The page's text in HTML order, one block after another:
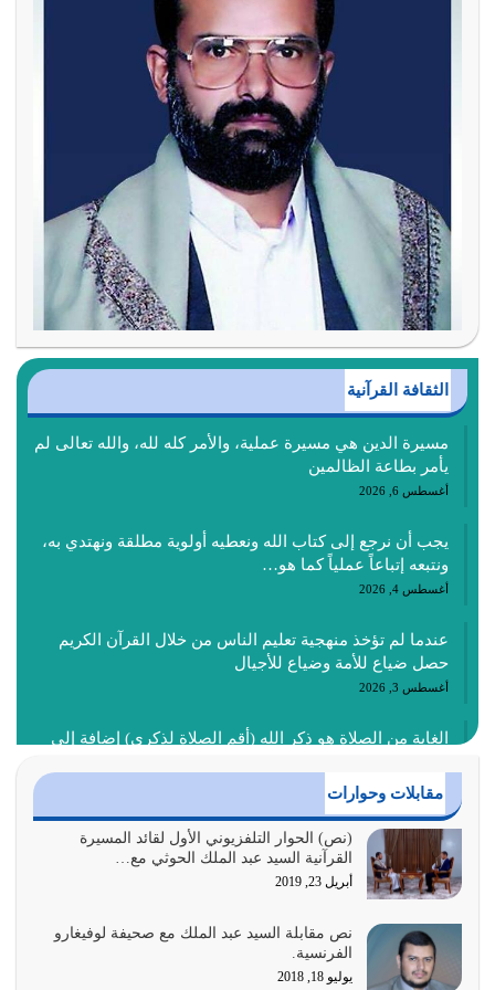
الثقافة القرآنية
مسيرة الدين هي مسيرة عملية، والأمر كله لله، والله تعالى لم
يأمر بطاعة الظالمين
أغسطس 6, 2026
يجب أن نرجع إلى كتاب الله ونعطيه أولوية مطلقة ونهتدي به،
ونتبعه إتباعاً عملياً كما هو…
أغسطس 4, 2026
عندما لم تؤخذ منهجية تعليم الناس من خلال القرآن الكريم
حصل ضياع للأمة وضياع للأجيال
أغسطس 3, 2026
الغاية من الصلاة هو ذكر الله (أقم الصلاة لذكري) إضافة إلى
أغسطس 2, 2026
السبب الرئيسي لشقاء الأمة الابتعاد عن كتاب الله والتعدي
لحدود الله بالإضافات للدين
أغسطس 1, 2026
أبرز أسباب الشقاء هو الإعراض عن ذكر الله وعن هدى الله
المتمثل في القرآن الكريم
يوليو 31, 2026
مقابلات وحوارات
(نص) الحوار التلفزيوني الأول لقائد المسيرة
القرآنية السيد عبد الملك الحوثي مع…
أبريل 23, 2019
نص مقابلة السيد عبد الملك مع صحيفة لوفيغارو
الفرنسية.
يوليو 18, 2018